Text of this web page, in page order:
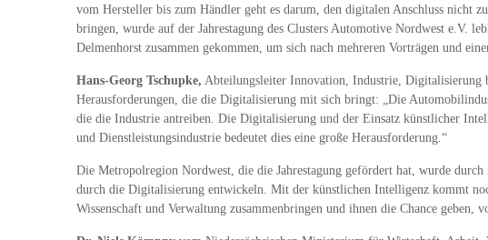
vom Hersteller bis zum Händler geht es darum, den digitalen Anschluss nicht
bringen, wurde auf der Jahrestagung des Clusters Automotive Nordwest e.V.
Delmenhorst zusammen gekommen, um sich nach mehreren Vorträgen und
Hans-Georg Tschupke, Abteilungsleiter Innovation, Industrie, Digitalisierung
Herausforderungen, die die Digitalisierung mit sich bringt: „Die
die die Industrie antreiben. Die Digitalisierung und der Einsatz künstlicher
und Dienstleistungsindustrie bedeutet dies eine große Herausforderung.“
Die Metropolregion Nordwest, die die Jahrestagung gefördert hat, wurde durch
durch die Digitalisierung entwickeln. Mit der künstlichen Intelligenz kommt
Wissenschaft und Verwaltung zusammenbringen und ihnen die Chance geben,